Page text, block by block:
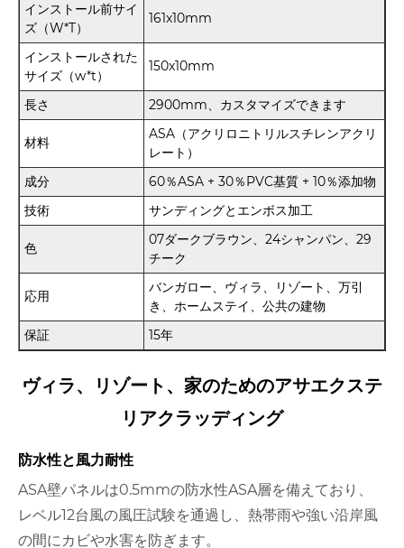
インストール前サイ
ズ（W*T）
161x10mm
インストールされた
サイズ（w*t）
150x10mm
長さ 2900mm、カスタマイズできます
材料
ASA（アクリロニトリルスチレンアクリ
レート）
成分
60％ASA + 30％PVC基質 + 10％添加物
技術
サンディングとエンボス加工
色
07ダークブラウン、24シャンパン、29
チーク
応用
バンガロー、ヴィラ、リゾート、万引
き、ホームステイ、公共の建物
保証
15年
ヴィラ、リゾート、家のためのアサエクステ
リアクラッディング
防水性と風力耐性
ASA壁パネルは0.5mmの防水性ASA層を備えており、
レベル12台風の風圧試験を通過し、熱帯雨や強い沿岸風
の間にカビや水害を防ぎます。